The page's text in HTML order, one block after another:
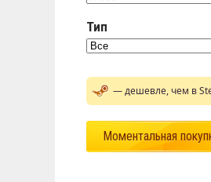
Тип
— дешевле, чем в
Моментальная